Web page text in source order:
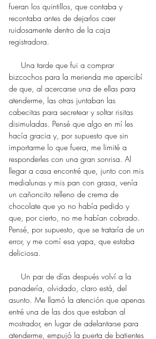
fueran los quintillos, que contaba y
recontaba antes de dejarlos caer
ruidosamente dentro de la caja
registradora.
bizcochos para la merienda me apercibí
de que, al acercarse una de ellas para
atenderme, las otras juntaban las
cabecitas para secretear y soltar risitas
disimuladas. Pensé que algo en mí les
hacía gracia y, por supuesto que sin
importarme lo que fuera, me limité a
responderles con una gran sonrisa. Al
llegar a casa encontré que, junto con mis
medialunas y mis pan con grasa, venía
un cañoncito relleno de crema de
chocolate que yo no había pedido y
que, por cierto, no me habían cobrado.
Pensé, por supuesto, que se trataría de un
error, y me comí esa yapa, que estaba
deliciosa.
panadería, olvidado, claro está, del
asunto. Me llamó la atención que apenas
entré una de las dos que estaban al
mostrador, en lugar de adelantarse para
atenderme, empujó la puerta de batientes